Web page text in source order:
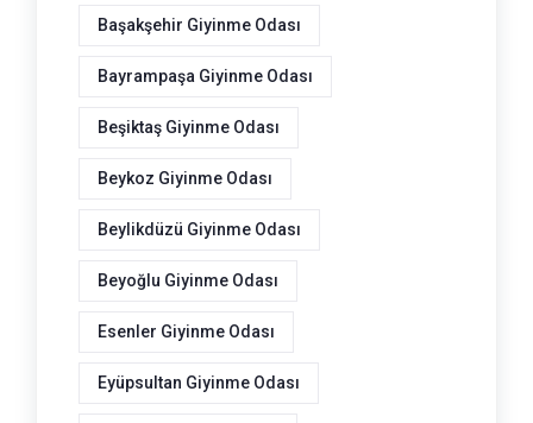
Başakşehir Giyinme Odası
Bayrampaşa Giyinme Odası
Beşiktaş Giyinme Odası
Beykoz Giyinme Odası
Beylikdüzü Giyinme Odası
Beyoğlu Giyinme Odası
Esenler Giyinme Odası
Eyüpsultan Giyinme Odası